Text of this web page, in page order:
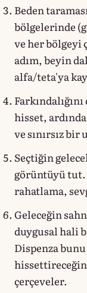
Beden
bölgelerinde
ve her bölgeyi
adım, beyin
alfa/teta'ya
hisset,
ve sınırsız
Seçtiğin
görüntüyü
rahatlama,
Geleceğin
duygusal hali
Dispenza
çerçeveler.